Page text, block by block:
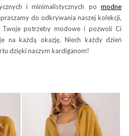
i minimalistycznych po modne
do odkrywania naszej kolekcji,
potrzeby modowe i pozwoli Ci
na każdą okazję. Niech każdy dzień
dzięki naszym kardiganom!